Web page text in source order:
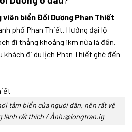
viên biển Đồi Dương Phan Thiết
phố Phan Thiết. Hướng đại lộ
đi thẳng khoảng 1km nữa là đến.
khách đi du lịch Phan Thiết ghé đến
tắm biển của người dân, nên rất vệ
lành rất thích / Ảnh:@longtran.ig